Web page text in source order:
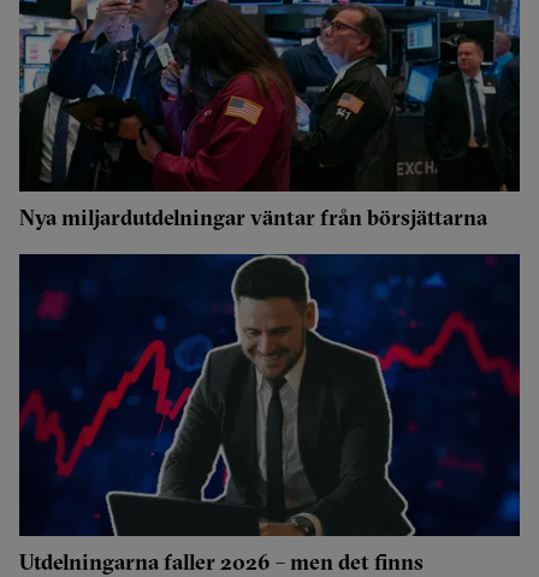
Nya miljardutdelningar väntar från börsjättarna
Utdelningarna faller 2026 – men det finns